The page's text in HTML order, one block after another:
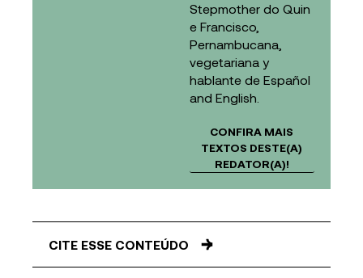
Stepmother do Quin
e Francisco,
Pernambucana,
vegetariana y
hablante de Español
and English.
CONFIRA MAIS
TEXTOS DESTE(A)
REDATOR(A)!
CITE ESSE CONTEÚDO